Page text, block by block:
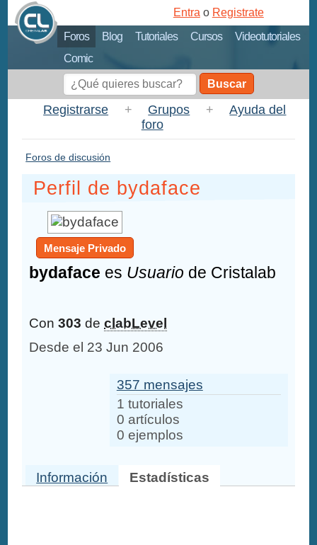
Foros Blog Tutoriales Cursos
Videotutoriales
Comic
Entra o Registrate
Buscar
Registrarse + Grupos +
Ayuda del
foro
Foros de discusión
Perfil de bydaface
Mensaje Privado
bydaface es Usuario de Cristalab
Con303 declabLevel
Desde el 23 Jun 2006
357 mensajes
1 tutoriales
0 artículos
0 ejemplos
Información Estadísticas